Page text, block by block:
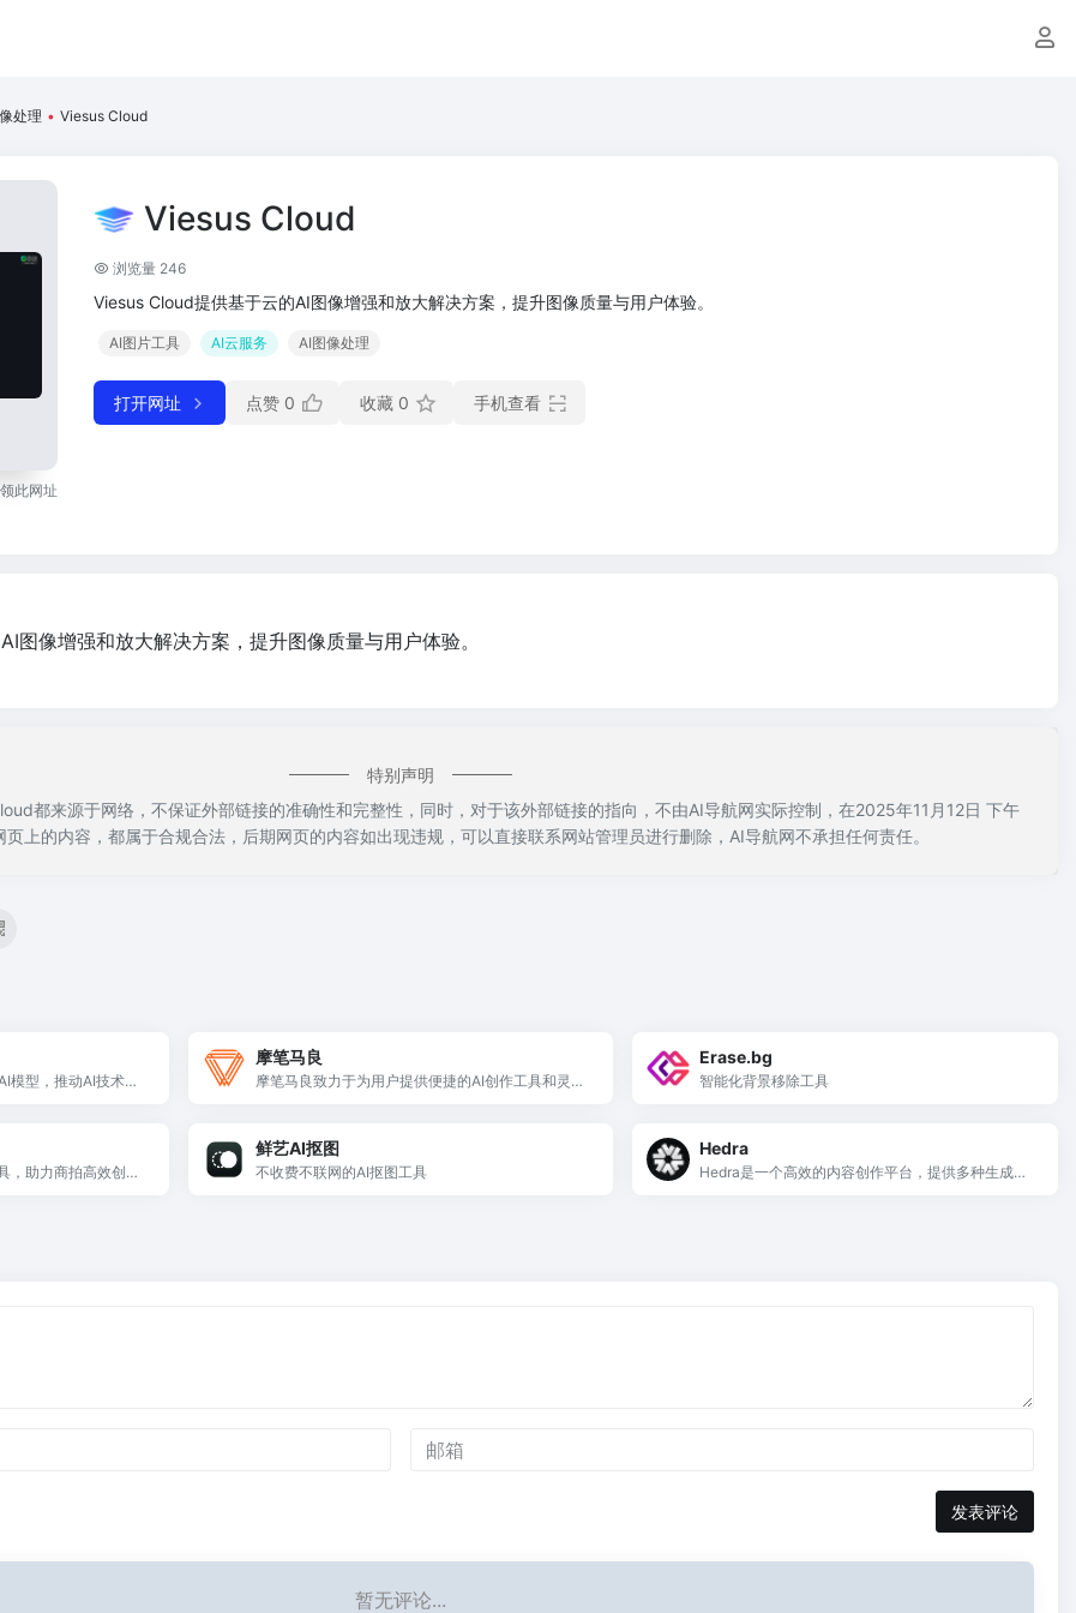
处理 • Viesus Cloud
此网址
Viesus Cloud
浏览量 246
Viesus Cloud提供基于云的AI图像增强和放大解决方案，提升图像质量与用户体验。
AI图片工具 AI云服务 AI图像处理
打开网址 点赞 0 收藏 0 手机查看
图像增强和放大解决方案，提升图像质量与用户体验。
特别声明
都来源于网络，不保证外部链接的准确性和完整性，同时，对于该外部链接的指向，不由AI导航网实际控制，在2025年11月12日 下午
上的内容，都属于合规合法，后期网页的内容如出现违规，可以直接联系网站管理员进行删除，AI导航网不承担任何责任。
模型，推动AI技术普
摩笔马良
摩笔马良致力于为用户提供便捷的AI创作工具和灵感
Erase.bg
智能化背景移除工具
，助力商拍高效创作
鲜艺AI抠图
不收费不联网的AI抠图工具
Hedra
Hedra是一个高效的内容创作平台，提供多种生成图
发表评论
暂无评论...